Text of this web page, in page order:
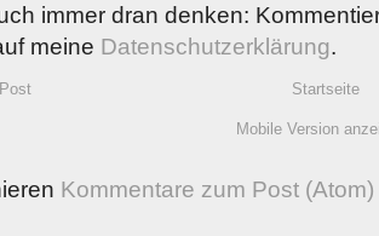
immer dran denken:
meine Datenschutzerklärung.
Startseite
Mobile Version
Kommentare zum Post (Atom)